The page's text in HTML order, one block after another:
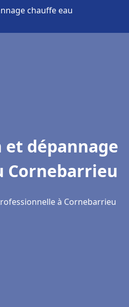
chauffe eau
dépannage
Cornebarrieu
à Cornebarrieu